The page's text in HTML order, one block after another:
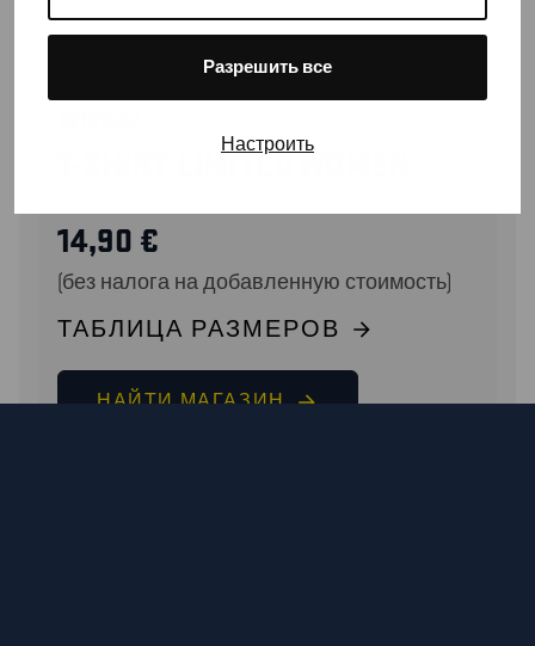
Разрешить все
Настроить
T-SHIRT LIMITED WOMEN
14,90 €
(без налога на добавленную стоимость)
ТАБЛИЦА РАЗМЕРОВ
НАЙТИ МАГАЗИН